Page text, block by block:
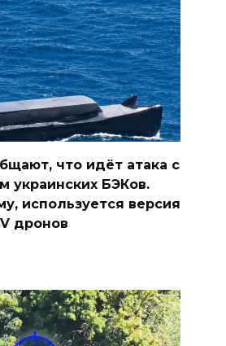
что идёт атака с
украинских БЭКов.
используется версия
дронов